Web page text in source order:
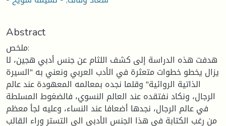
Abstract
ملخص:
هدفت هذه الدراسة إلى كشف اللثام عن جنس أدبي هجين، لا
يزال يخطو خطوات متعثرة في الأدب العربي ونعني به "السيرة
الذاتية الروائية" وقلما نجده بمعالمه المعهودة عند عالم
الرجال، ونكاد نفتقده عند العالم النسوي، فالضغوط المسلطة
في عالم الرجال، نجدها أضعافا عند النساء، وعليه لجأ معظم
من رغب الكتابة في هذا الجنس الأدبي الى التستر وراء القالب